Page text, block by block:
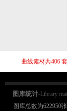
曲线素材共406
图库统计-Library
图库总数为622950张